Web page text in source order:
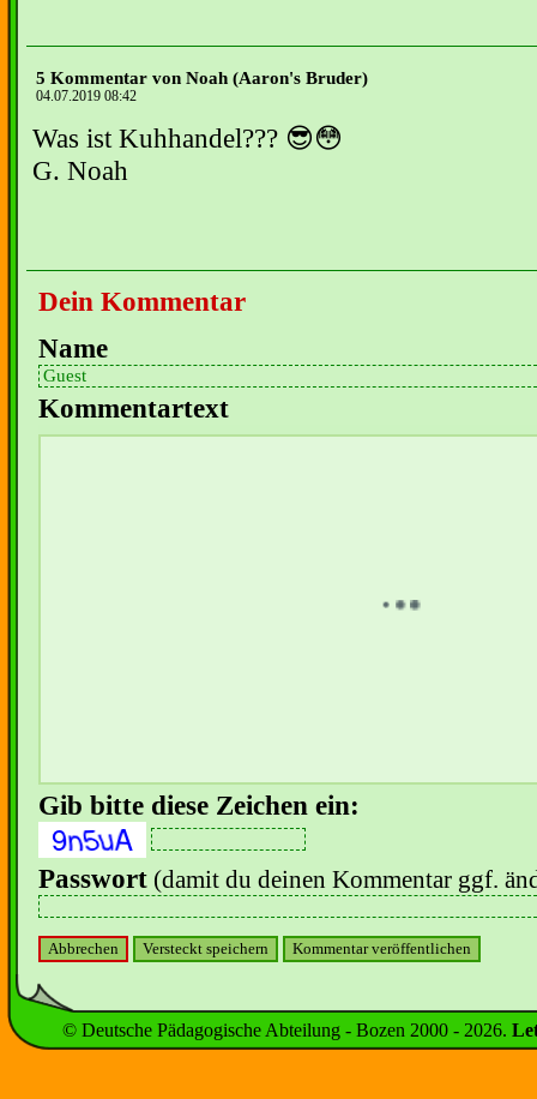
5 Kommentar von Noah (Aaron's Bruder)
04.07.2019 08:42
Was ist Kuhhandel??? 😎😳
G. Noah
Dein Kommentar
Name
Kommentartext
Gib bitte diese Zeichen ein:
Passwort (damit du deinen Kommentar ggf.
© Deutsche Pädagogische Abteilung - Bozen 2000 - 2026.